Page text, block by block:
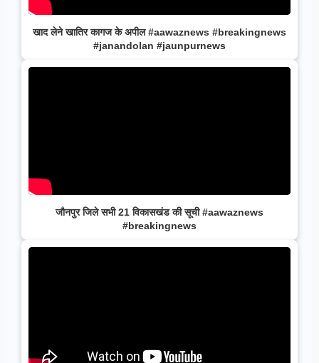
खाद लेने खातिर कागज के अपील #aawaznews #breakingnews
#janandolan #jaunpurnews
जौनपुर जिले सभी 21 विकासखंड की सूची #aawaznews
#breakingnews